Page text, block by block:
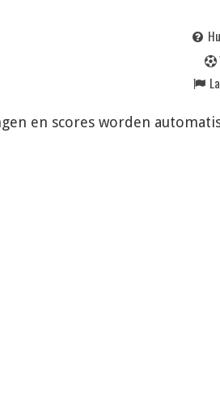
en scores worden